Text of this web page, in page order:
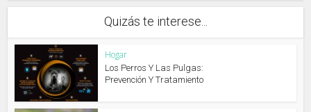
Quizás te interese...
Hogar
Los Perros Y Las Pulgas:
Prevención Y Tratamiento